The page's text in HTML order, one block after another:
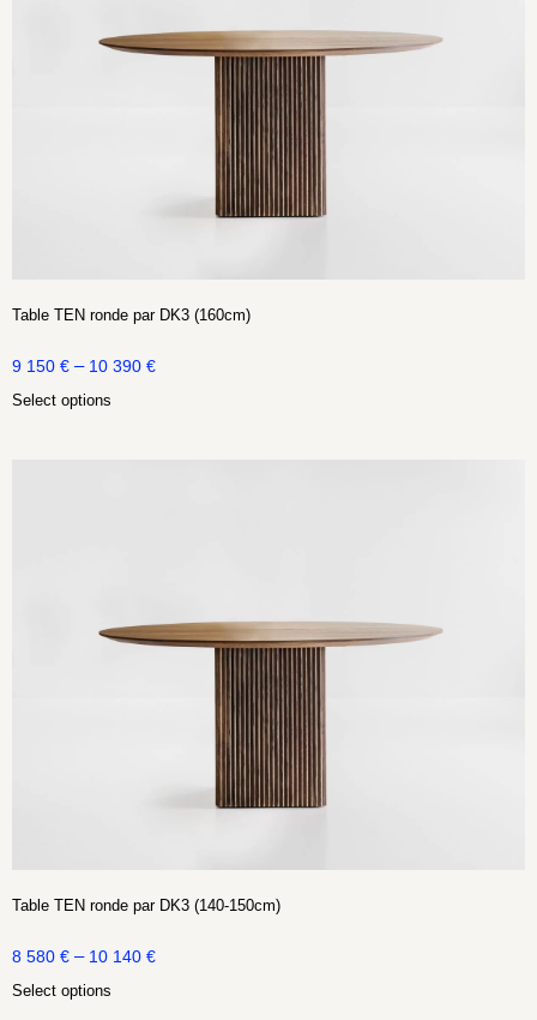
Table TEN ronde par DK3 (160cm)
9 150 € – 10 390 €
Select options
Table TEN ronde par DK3 (140-150cm)
8 580 € – 10 140 €
Select options